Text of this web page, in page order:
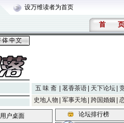
设万维读者为首页
首 页
五 味 斋 茗香茶语 天下论坛
史地人物
军事天地 跨国婚姻
用户桌面 论坛排行榜